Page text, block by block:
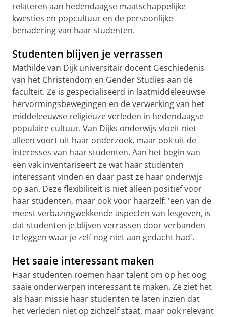
relateren aan hedendaagse maatschappelijke
kwesties en popcultuur en de persoonlijke
benadering van haar studenten.
Studenten blijven je verrassen
Mathilde van Dijk universitair docent Geschiedenis
van het Christendom en Gender Studies aan de
faculteit. Ze is gespecialiseerd in laatmiddeleeuwse
hervormingsbewegingen en de verwerking van het
middeleeuwse religieuze verleden in hedendaagse
populaire cultuur. Van Dijks onderwijs vloeit niet
alleen voort uit haar onderzoek, maar ook uit de
interesses van haar studenten. Aan het begin van
een vak inventariseert ze wat haar studenten
interessant vinden en daar past ze haar onderwijs
op aan. Deze flexibiliteit is niet alleen positief voor
haar studenten, maar ook voor haarzelf: 'een van de
meest verbazingwekkende aspecten van lesgeven, is
dat studenten je blijven verrassen door verbanden
te leggen waar je zelf nog niet aan gedacht had'.
Het saaie interessant maken
Haar studenten roemen haar talent om op het oog
saaie onderwerpen interessant te maken. Ze ziet het
als haar missie haar studenten te laten inzien dat
het verleden niet op zichzelf staat, maar ook relevant